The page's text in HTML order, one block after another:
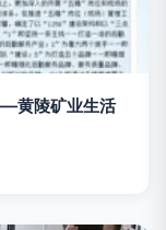
黄陵矿业生活